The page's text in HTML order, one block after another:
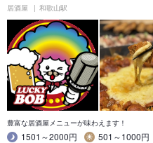
居酒屋 和歌山駅
豊富な居酒屋メニューが味わえます！
1501～2000円
501～1000円